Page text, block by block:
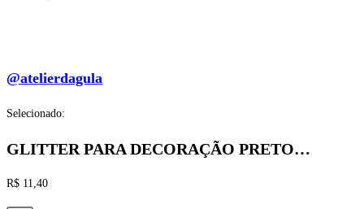
@atelierdagula
Selecionado:
GLITTER PARA DECORAÇÃO PRETO…
R$ 11,40